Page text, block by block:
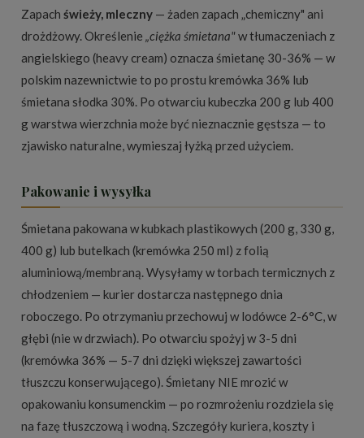
Zapach świeży, mleczny — żaden zapach „chemiczny" ani
drożdżowy. Określenie „ciężka śmietana"w tłumaczeniach z
angielskiego (heavy cream) oznacza śmietanę 30-36% — w
polskim nazewnictwie to po prostu kremówka 36% lub
śmietana słodka 30%. Po otwarciu kubeczka 200 g lub 400
g warstwa wierzchnia może być nieznacznie gęstsza — to
zjawisko naturalne, wymieszaj łyżką przed użyciem.
Pakowanie i wysyłka
Śmietana pakowana w kubkach plastikowych (200 g, 330 g,
400 g) lub butelkach (kremówka 250 ml) z folią
aluminiową/membraną. Wysyłamy w torbach termicznych z
chłodzeniem — kurier dostarcza następnego dnia
roboczego. Po otrzymaniu przechowuj w lodówce 2-6°C, w
głębi (nie w drzwiach). Po otwarciu spożyj w 3-5 dni
(kremówka 36% — 5-7 dni dzięki większej zawartości
tłuszczu konserwującego). Śmietany NIE mrozić w
opakowaniu konsumenckim — po rozmrożeniu rozdziela się
na fazę tłuszczową i wodną. Szczegóły kuriera, koszty i